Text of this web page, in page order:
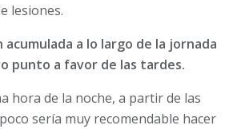
lesiones.
a lo largo de la jornada
punto a favor de las tardes.
hora de la noche, a partir de las
sería muy recomendable hacer